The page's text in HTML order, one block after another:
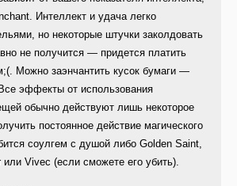
Интеллект и удача легко
но некоторые штучки заколдовать
не получится — придется платить
Можно заэнчантить кусок бумаги —
эффекты от использования
обычно действуют лишь некоторое
постоянное действие магического
соулгем с душой либо Golden Saint,
Vivec (если сможете его убить).